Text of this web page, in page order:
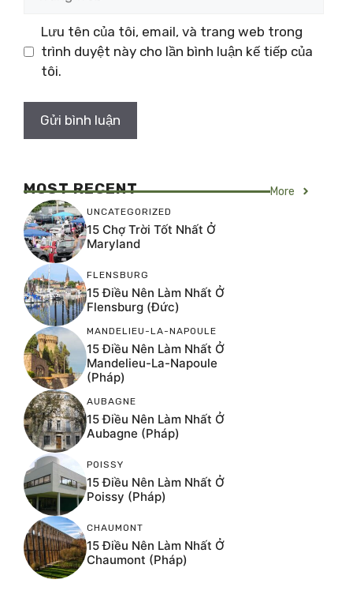
Lưu tên của tôi, email, và trang web trong
trình duyệt này cho lần bình luận kế tiếp của
tôi.
MOST RECENT More
UNCATEGORIZED
15 Chợ Trời Tốt Nhất Ở
Maryland
FLENSBURG
15 Điều Nên Làm Nhất Ở
Flensburg (Đức)
MANDELIEU-LA-NAPOULE
15 Điều Nên Làm Nhất Ở
Mandelieu-La-Napoule
(Pháp)
AUBAGNE
15 Điều Nên Làm Nhất Ở
Aubagne (Pháp)
POISSY
15 Điều Nên Làm Nhất Ở
Poissy (Pháp)
CHAUMONT
15 Điều Nên Làm Nhất Ở
Chaumont (Pháp)